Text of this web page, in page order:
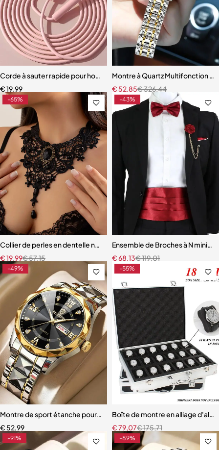
Corde à sauter rapide pour hommes et femmes
€19,99
Montre à Quartz Multifonction
€326,44
€ 52,85
-65%
Collier de perles en dentelle noire gemme vintage
€57,15
€19,99
-43%
Ensemble de Broches à N
€119,01
€68,13
-49%
Montre de sport étanche pour homme
€ 52,99
-55%
Boîte de montre en alliage
€175,71
€79,07
-91% -89%